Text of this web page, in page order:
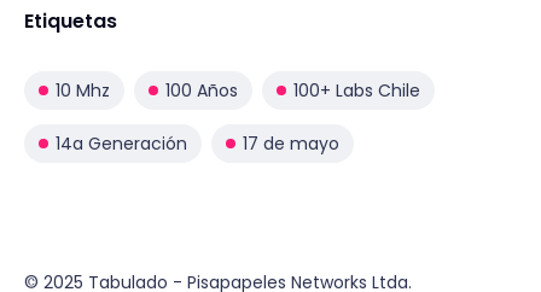
Etiquetas
10 Mhz 100 Años 100+ Labs Chile
14a Generación 17 de mayo
© 2025 Tabulado - Pisapapeles Networks Ltda.